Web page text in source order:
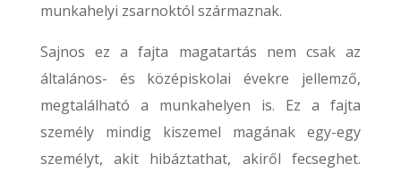
munkahelyi zsarnoktól származnak.
Sajnos ez a fajta magatartás nem csak az
általános- és középiskolai évekre jellemző,
megtalálható a munkahelyen is. Ez a fajta
személy mindig kiszemel magának egy-egy
személyt, akit hibáztathat, akiről fecseghet.